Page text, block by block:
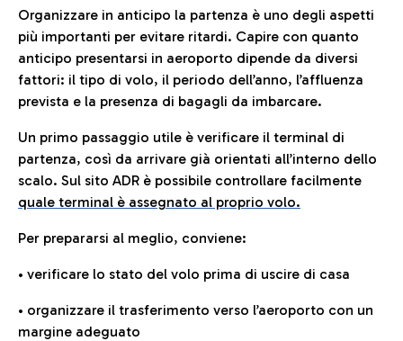
Organizzare in anticipo la partenza è uno degli aspetti
più importanti per evitare ritardi. Capire con quanto
anticipo presentarsi in aeroporto dipende da diversi
fattori: il tipo di volo, il periodo dell’anno, l’affluenza
prevista e la presenza di bagagli da imbarcare.
Un primo passaggio utile è verificare il terminal di
partenza, così da arrivare già orientati all’interno dello
scalo. Sul sito ADR è possibile controllare facilmente
quale terminal è assegnato al proprio volo.
Per prepararsi al meglio, conviene:
• verificare lo stato del volo prima di uscire di casa
• organizzare il trasferimento verso l’aeroporto con un
margine adeguato